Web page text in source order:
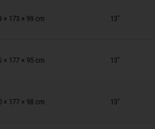
× 173 × 99 cm 13"
× 177 × 95 cm 13"
× 177 × 98 cm 13"